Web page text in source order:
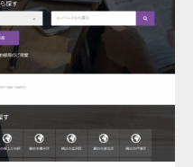
人ホーム